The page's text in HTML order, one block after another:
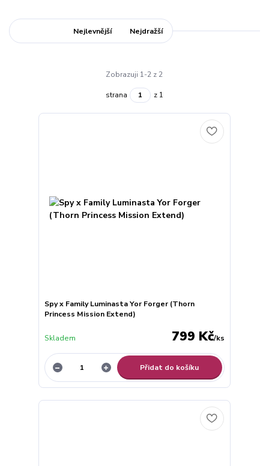
Nejlevnější Nejdražší
Zobrazuji 1-2 z 2
strana z 1
Spy x Family Luminasta Yor Forger (Thorn
Princess Mission Extend)
799 Kč/ks
Skladem
Přidat do košíku